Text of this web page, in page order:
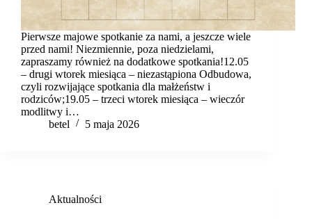
Pierwsze majowe spotkanie za nami, a jeszcze wiele
przed nami! Niezmiennie, poza niedzielami,
zapraszamy również na dodatkowe spotkania!12.05
– drugi wtorek miesiąca – niezastąpiona Odbudowa,
czyli rozwijające spotkania dla małżeństw i
rodziców;19.05 – trzeci wtorek miesiąca – wieczór
modlitwy i…
betel
5 maja 2026
Aktualności